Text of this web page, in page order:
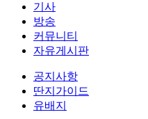
기사
방송
커뮤니티
자유게시판
공지사항
딴지가이드
유배지